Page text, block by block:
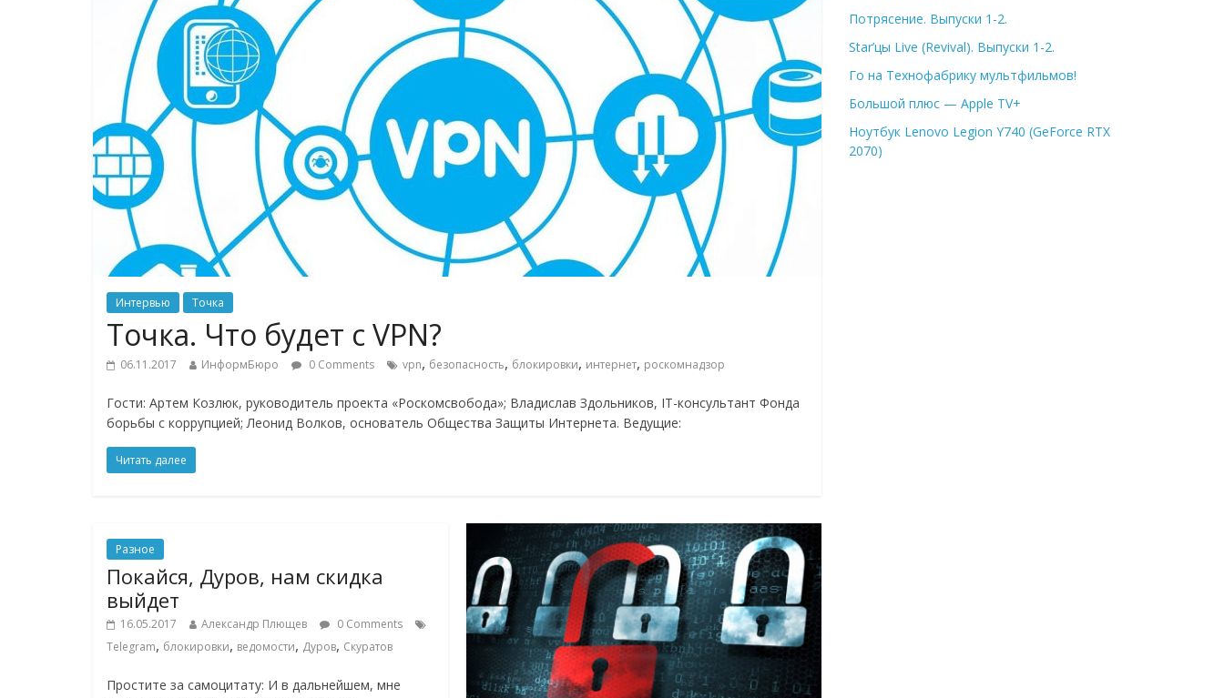
Интервью Точка
Точка. Что будет с VPN?
06.11.2017 ИнформБюро 0 Comments vpn, безопасность, блокировки, интернет, роскомнадзор
Гости: Артем Козлюк, руководитель проекта «Роскомсвобода»; Владислав Здольников, IT-консультант Фонда
борьбы с коррупцией; Леонид Волков, основатель Общества Защиты Интернета. Ведущие:
Читать далее
Разное
Покайся, Дуров, нам скидка
выйдет
16.05.2017 Александр Плющев
0 Comments
Telegram, блокировки, ведомости, Дуров, Скуратов
Простите за самоцитату: И в дальнейшем, мне
Потрясение. Выпуски 1-2.
Star’цы Live (Revival). Выпуски 1-2.
Го на Технофабрику мультфильмов!
Большой плюс — Apple TV+
Ноутбук Lenovo Legion Y740 (GeForce RTX
2070)